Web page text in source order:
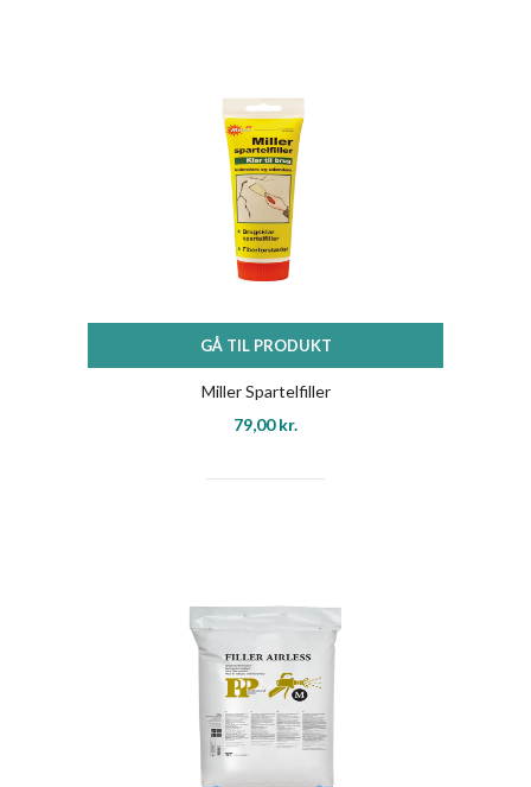
GÅ TIL PRODUKT
Miller Spartelfiller
79,00kr.